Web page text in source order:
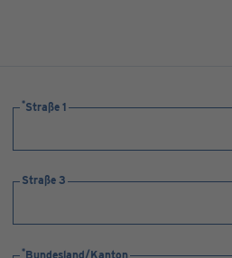
Straße 1
Straße 3
Bundesland/Kanton